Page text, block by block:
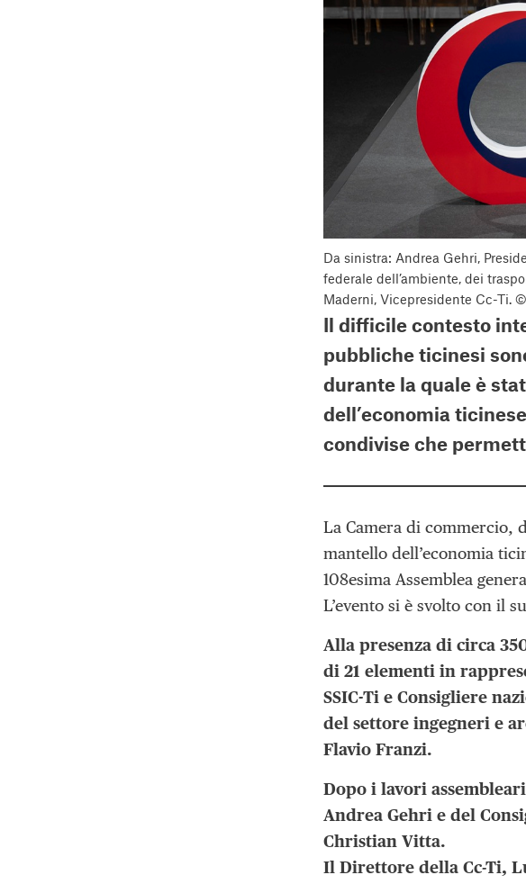
Da sinistra: Andrea Gehri,
federale dell’ambiente, dei
Maderni, Vicepresidente Cc-Ti.
Il difficile contesto
pubbliche ticinesi
durante la quale è
dell’economia
condivise che
La Camera di commercio,
mantello dell’economia
108esima Assemblea
L’evento si è svolto con il
Alla presenza di circa
di 21 elementi in
SSIC-Ti e Consigliere
del settore ingegneri e
Flavio Franzi.
Dopo i lavori
Andrea Gehri e del
Christian Vitta.
Il Direttore della Cc-Ti,